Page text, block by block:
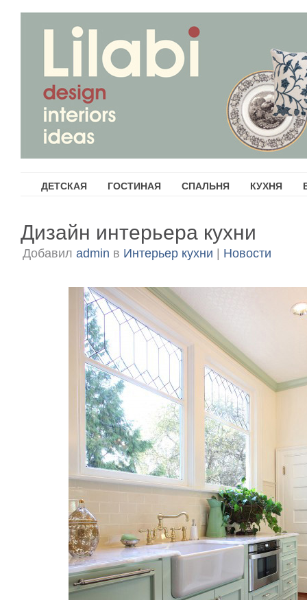
ДЕТСКАЯ ГОСТИНАЯ СПАЛЬНЯ КУХНЯ
Дизайн интерьера кухни
Добавил admin в Интерьер кухни Новости